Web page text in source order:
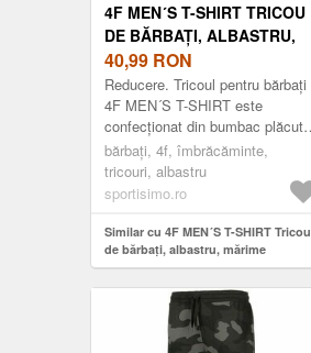
4F MEN´S T-SHIRT TRICOU
DE BĂRBAȚI, ALBASTRU,
MĂRIME
40,99 RON
Reducere. Tricoul pentru bărbați
4F MEN´S T-SHIRT este
confecționat din bumbac plăcut.
Croiala clasică, cu mânecă
scurtă garantează un confort
maxim. Datorit...
bărbați, 4f, îmbrăcăminte,
tricouri, albastru
sportisimo.ro
Similar cu 4F MEN´S T-SHIRT Tricou
de bărbați, albastru, mărime